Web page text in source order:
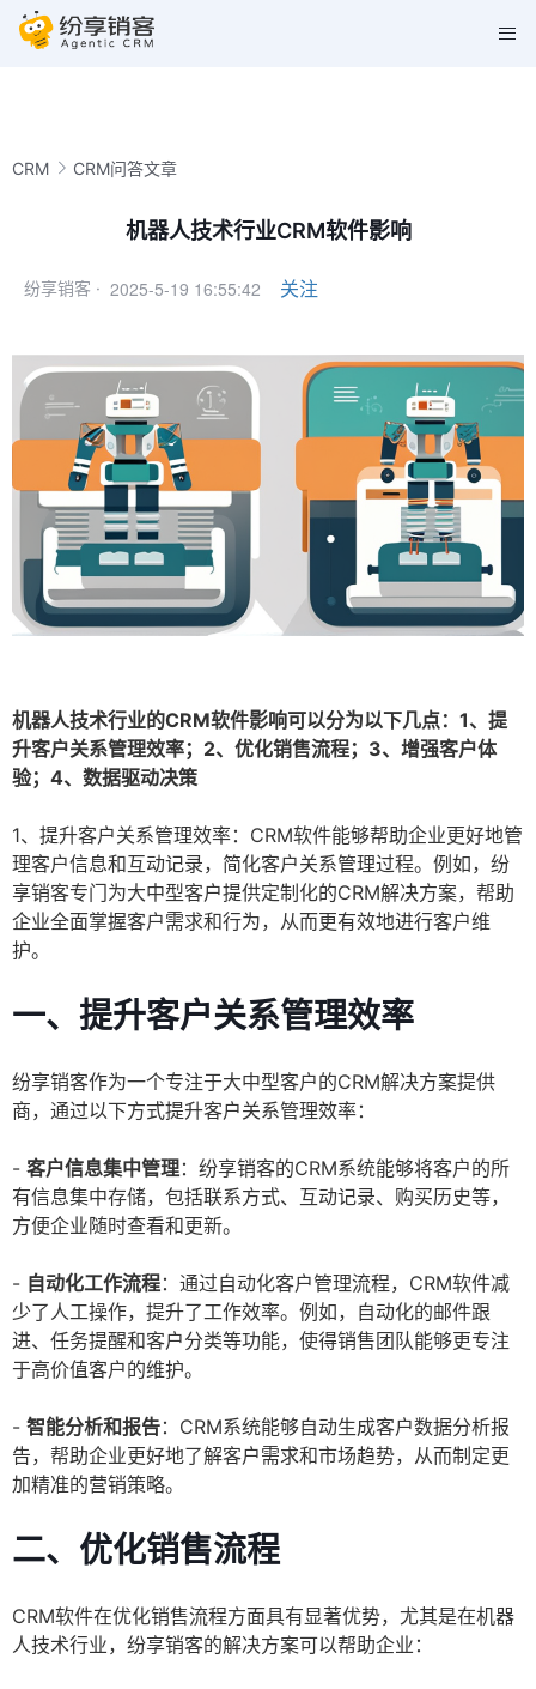
CRM CRM问答文章
机器人技术行业CRM软件影响
纷享销客 · 2025-5-19 16:55:42 关注
机器人技术行业的CRM软件影响可以分为以下几点：1、提
升客户关系管理效率；2、优化销售流程；3、增强客户体
验；4、数据驱动决策
1、提升客户关系管理效率：CRM软件能够帮助企业更好地管
理客户信息和互动记录，简化客户关系管理过程。例如，纷
享销客专门为大中型客户提供定制化的CRM解决方案，帮助
企业全面掌握客户需求和行为，从而更有效地进行客户维
护。
一、提升客户关系管理效率
纷享销客作为一个专注于大中型客户的CRM解决方案提供
商，通过以下方式提升客户关系管理效率：
- 客户信息集中管理：纷享销客的CRM系统能够将客户的所
有信息集中存储，包括联系方式、互动记录、购买历史等，
方便企业随时查看和更新。
- 自动化工作流程：通过自动化客户管理流程，CRM软件减
少了人工操作，提升了工作效率。例如，自动化的邮件跟
进、任务提醒和客户分类等功能，使得销售团队能够更专注
于高价值客户的维护。
- 智能分析和报告：CRM系统能够自动生成客户数据分析报
告，帮助企业更好地了解客户需求和市场趋势，从而制定更
加精准的营销策略。
二、优化销售流程
CRM软件在优化销售流程方面具有显著优势，尤其是在机器
人技术行业，纷享销客的解决方案可以帮助企业：